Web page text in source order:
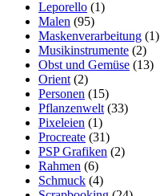
Leporello (1)
Malen (95)
Maskenverarbeitung (1)
Musikinstrumente (2)
Obst und Gemüse (13)
Orient(2)
Personen (15)
Pflanzenwelt(33)
Pixeleien (1)
Procreate (31)
PSP Grafiken (2)
Rahmen (6)
Schmuck (4)